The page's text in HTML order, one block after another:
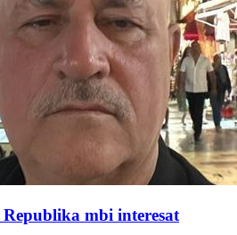
mbi interesat